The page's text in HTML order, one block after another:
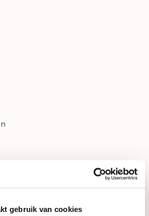
gebruik van cookies